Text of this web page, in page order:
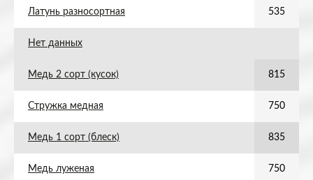
Латунь разносортная 535
Нет данных
Медь 2 сорт (кусок) 815
Стружка медная 750
Медь 1 сорт (блеск) 835
Медь луженая 750